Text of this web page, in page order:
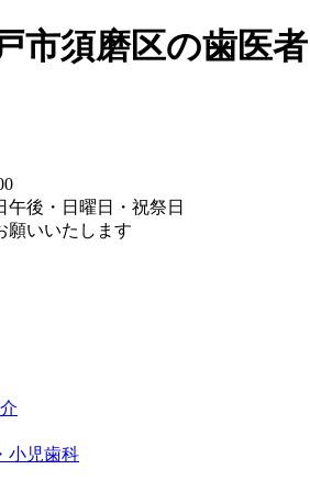
市須磨区の歯医者
後・日曜日・祝祭日
願いいたします
小児歯科